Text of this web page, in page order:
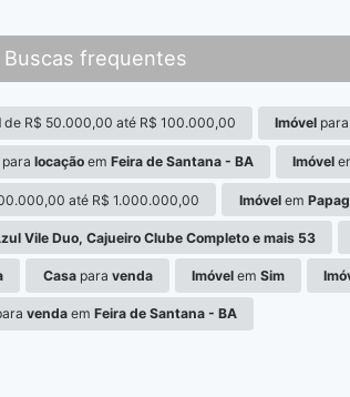
Buscas frequentes
de R$ 50.000,00 até R$ 100.000,00 Imóvelpara
para locação em Feira de Santana - BA Imóvel
até R$ 1.000.000,00 Imóvelem
Vile Duo, Cajueiro Clube Completo e mais 53
Casapara venda Imóvelem Sim
vendaem Feira de Santana - BA